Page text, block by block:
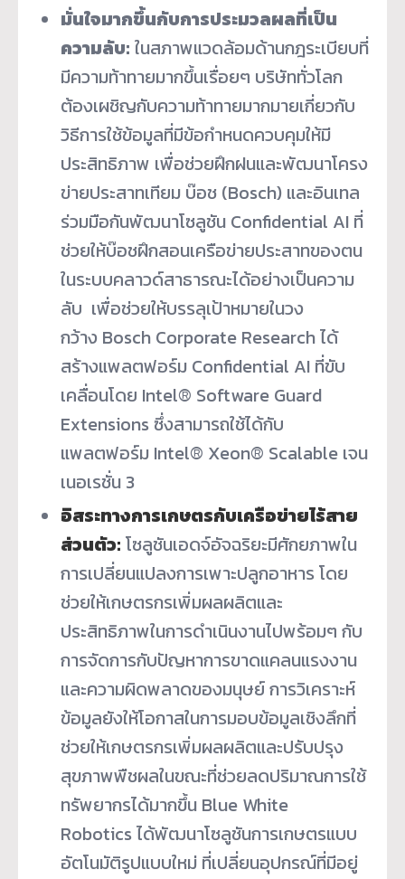
มั่นใจมากขึ้นกับการประมวลผลที่เป็น
ความลับ: ในสภาพแวดล้อมด้านกฎระเบียบที่
มีความท้าทายมากขึ้นเรื่อยๆ บริษัททั่วโลก
ต้องเผชิญกับความท้าทายมากมายเกี่ยวกับ
วิธีการใช้ข้อมูลที่มีข้อกำหนดควบคุมให้มี
ประสิทธิภาพ เพื่อช่วยฝึกฝนและพัฒนาโครง
ข่ายประสาทเทียม บ๊อช (Bosch) และอินเทล
ร่วมมือกันพัฒนาโซลูชัน Confidential AI ที่
ช่วยให้บ๊อชฝึกสอนเครือข่ายประสาทของตน
ในระบบคลาวด์สาธารณะได้อย่างเป็นความ
ลับ เพื่อช่วยให้บรรลุเป้าหมายในวง
กว้าง Bosch Corporate Research ได้
สร้างแพลตฟอร์ม Confidential AI ที่ขับ
เคลื่อนโดย Intel® Software Guard
Extensions ซึ่งสามารถใช้ได้กับ
แพลตฟอร์ม Intel® Xeon® Scalable เจน
เนอเรชั่น 3
อิสระทางการเกษตรกับเครือข่ายไร้สาย
ส่วนตัว: โซลูชันเอดจ์อัจฉริยะมีศักยภาพใน
การเปลี่ยนแปลงการเพาะปลูกอาหาร โดย
ช่วยให้เกษตรกรเพิ่มผลผลิตและ
ประสิทธิภาพในการดำเนินงานไปพร้อมๆ กับ
การจัดการกับปัญหาการขาดแคลนแรงงาน
และความผิดพลาดของมนุษย์ การวิเคราะห์
ข้อมูลยังให้โอกาสในการมอบข้อมูลเชิงลึกที่
ช่วยให้เกษตรกรเพิ่มผลผลิตและปรับปรุง
สุขภาพพืชผลในขณะที่ช่วยลดปริมาณการใช้
ทรัพยากรได้มากขึ้น Blue White
Robotics ได้พัฒนาโซลูชันการเกษตรแบบ
อัตโนมัติรูปแบบใหม่ ที่เปลี่ยนอุปกรณ์ที่มีอยู่